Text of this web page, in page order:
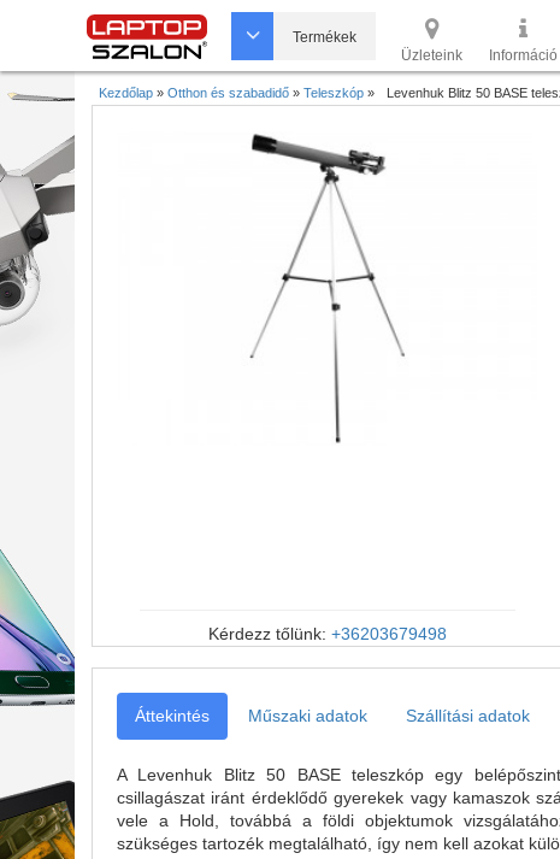
Termékek
Üzleteink
Információ
Kezdőlap » Otthon és szabadidő » Teleszkóp » Levenhuk Blitz 50 BASE
Kérdezz tőlünk: +36203679498
Áttekintés Műszaki adatok Szállítási adatok
A Levenhuk Blitz 50 BASE teleszkóp egy
csillagászat iránt érdeklődő gyerekek vagy kamaszok
vele a Hold, továbbá a földi objektumok
szükséges tartozék megtalálható, így nem kell azokat